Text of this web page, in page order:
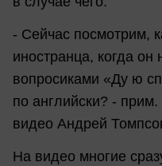
- Сейчас посмотрим,
иностранца, когда он
вопросиками «Ду ю
по английски? -
видео Андрей
На видео многие